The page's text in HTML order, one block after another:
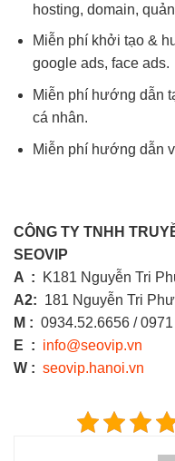
hosting, domain,
Miễn phí khởi tạo &
google ads, face ads.
Miễn phí hướng dẫn
cá nhân.
Miễn phí hướng dẫn
CÔNG TY TNHH
SEOVIP
A : K181 Nguyễn Tri
A2: 181 Nguyễn Tri
M : 0934.52.6656 /
E : info@seovip.vn
W : seovip.hanoi.vn